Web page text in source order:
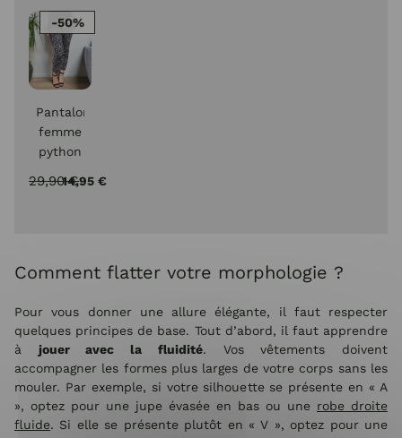
coupe
confort
Pantalon
femme
python
noir et
29,90 €14,95 €
-50%
Comment flatter votre morphologie ?
Pour vous donner une allure élégante, il faut respecter
quelques principes de base. Tout d’abord, il faut apprendre
à jouer avec la fluidité. Vos vêtements doivent
accompagner les formes plus larges de votre corps sans les
mouler. Par exemple, si votre silhouette se présente en « A
», optez pour une jupe évasée en bas ou une robe droite
fluide. Si elle se présente plutôt en « V », optez pour une